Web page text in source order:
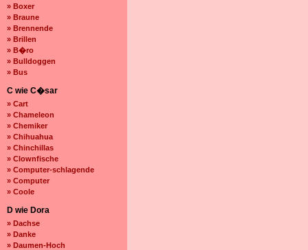
» Boxer
» Braune
» Brennende
» Brillen
» B�ro
» Bulldoggen
» Bus
C wie C�sar
» Cart
» Chameleon
» Chemiker
» Chihuahua
» Chinchillas
» Clownfische
» Computer-schlagende
» Computer
» Coole
D wie Dora
» Dachse
» Danke
» Daumen-Hoch